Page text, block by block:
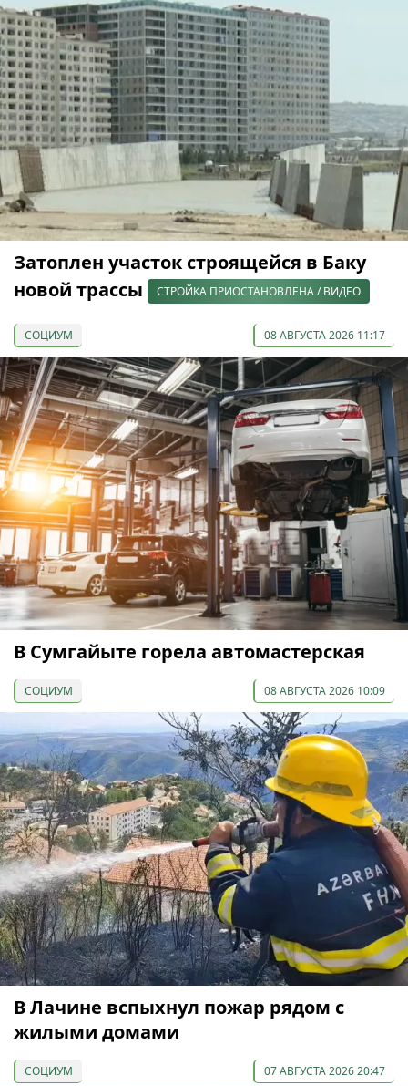
Затоплен участок строящейся в Баку
новой трассы
СТРОЙКА ПРИОСТАНОВЛЕНА / ВИДЕО
СОЦИУМ 08 АВГУСТА 2026 11:17
В Сумгайыте горела автомастерская
СОЦИУМ 08 АВГУСТА 2026 10:09
В Лачине вспыхнул пожар рядом с
жилыми домами
СОЦИУМ 07 АВГУСТА 2026 20:47